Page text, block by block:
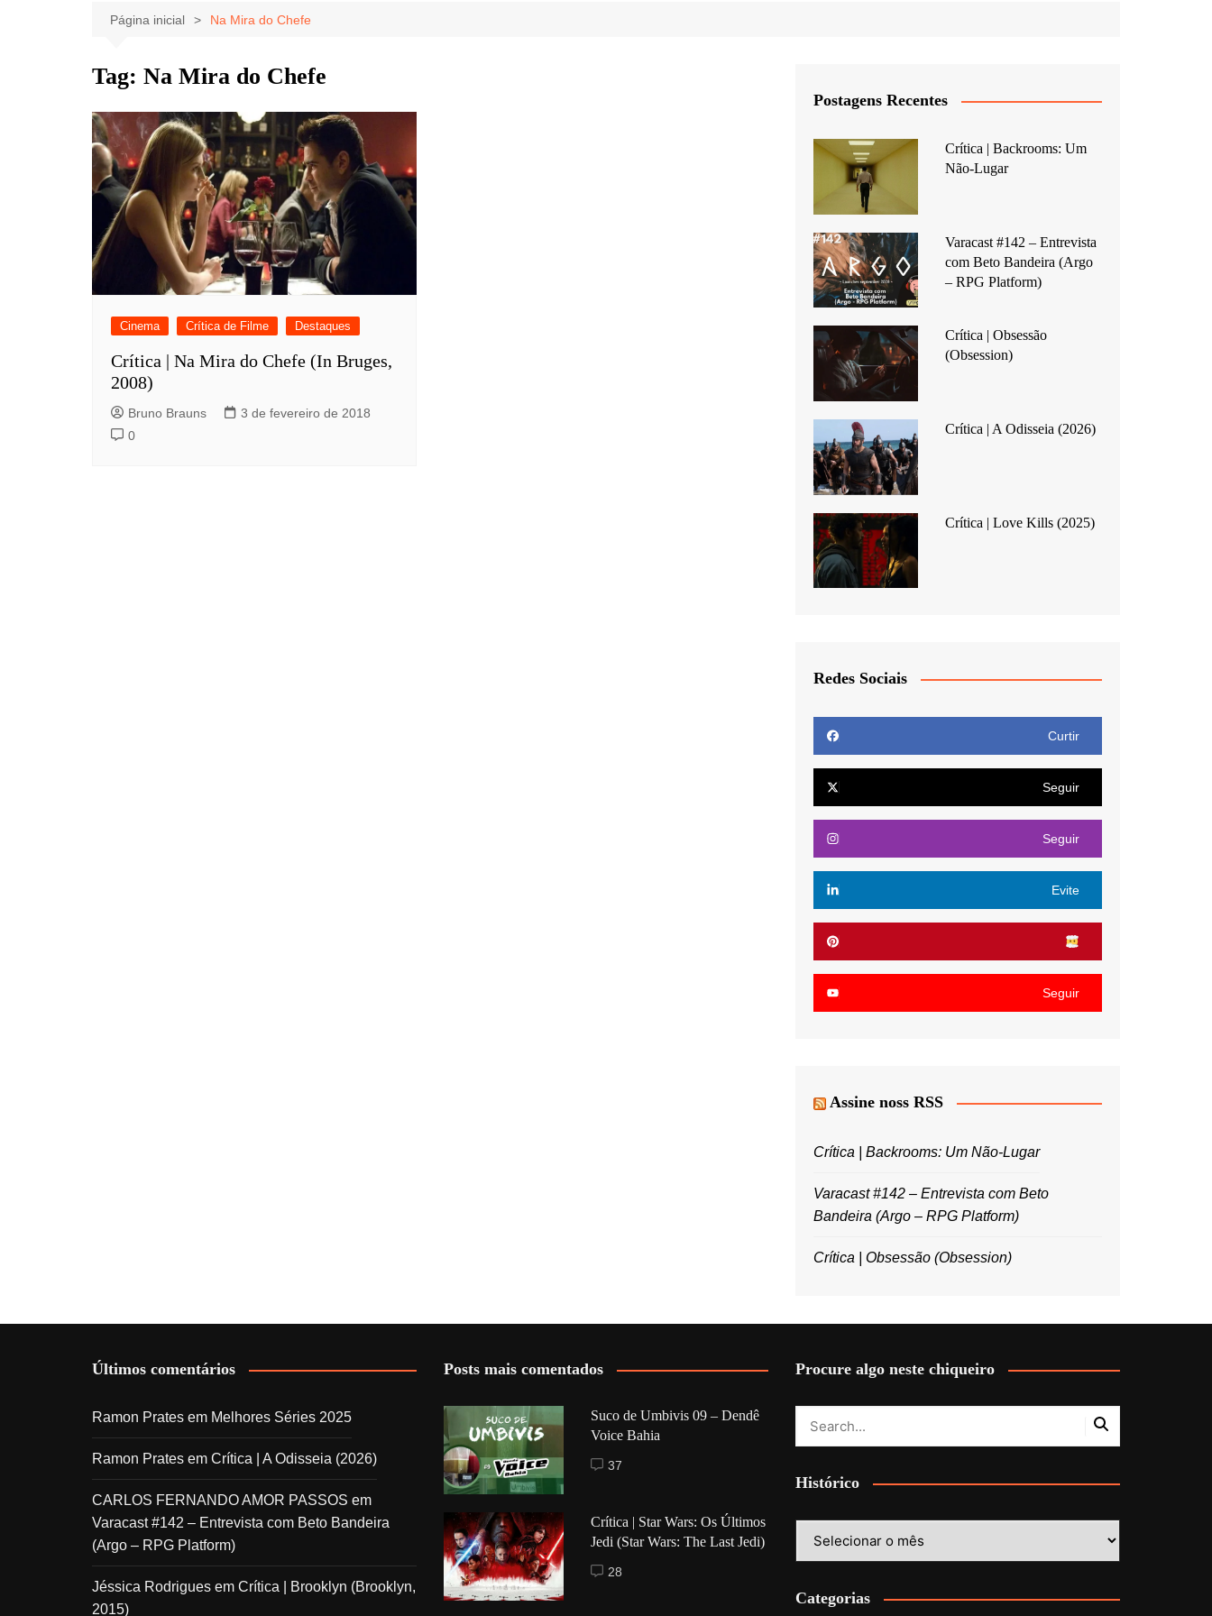
Celebridades
Música
Notícias
Clássicos
Página inicial Na Mira do Chefe
Tag: Na Mira do Chefe
Cinema Crítica de Filme Destaques
Crítica | Na Mira do Chefe (In Bruges,
2008)
Bruno Brauns
3 de fevereiro de 2018
0
Postagens Recentes
Crítica | Backrooms: Um
Não-Lugar
Varacast #142 – Entrevista
com Beto Bandeira (Argo
– RPG Platform)
Crítica | Obsessão
(Obsession)
Crítica | A Odisseia (2026)
Crítica | Love Kills (2025)
Redes Sociais
Curtir
Seguir
Seguir
Evite
Seguir
Assine noss RSS
Crítica | Backrooms: Um Não-Lugar
Varacast #142 – Entrevista com Beto
Bandeira (Argo – RPG Platform)
Crítica | Obsessão (Obsession)
Últimos comentários
Ramon Prates em Melhores Séries 2025
Ramon Prates em Crítica | A Odisseia (2026)
CARLOS FERNANDO AMOR PASSOS em
Varacast #142 – Entrevista com Beto Bandeira
(Argo – RPG Platform)
Jéssica Rodrigues em Crítica | Brooklyn (Brooklyn,
2015)
Posts mais comentados
Suco de Umbivis 09 – Dendê
Voice Bahia
37
Crítica | Star Wars: Os Últimos
Jedi (Star Wars: The Last Jedi)
28
Procure algo neste chiqueiro
Histórico
Categorias